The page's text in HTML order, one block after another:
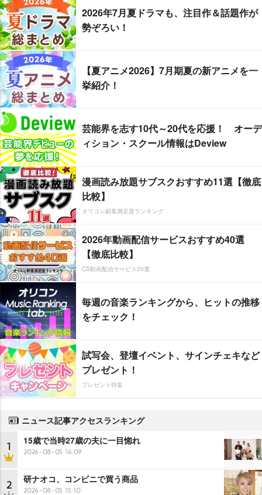
2026年7月夏ドラマも、注目作＆話題作が
勢ぞろい！
【夏アニメ2026】7月期夏の新アニメを一
挙紹介！
芸能界を志す10代～20代を応援！ オーデ
ィション・スクール情報はDeview
漫画読み放題サブスクおすすめ11選【徹底
比較】
オリコン顧客満足度ランキング
2026年動画配信サービスおすすめ40選
【徹底比較】
CS動画配信サービス20選
毎週の音楽ランキングから、ヒットの推移
をチェック！
試写会、登壇イベント、サインチェキなど
プレゼント！
プレゼント特集
ニュース記事アクセスランキング
1 15歳で当時27歳の夫に一目惚れ
2026-08-05 16:09
2 研ナオコ、コンビニで買う商品
2026-08-05 15:10